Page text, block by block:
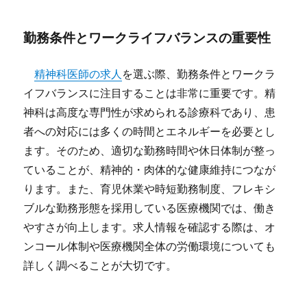
勤務条件とワークライフバランスの重要性
精神科医師の求人 を選ぶ際、勤務条件とワークラ
イフバランスに注目することは非常に重要です。精
神科は高度な専門性が求められる診療科であり、患
者への対応には多くの時間とエネルギーを必要とし
ます。そのため、適切な勤務時間や休日体制が整っ
ていることが、精神的・肉体的な健康維持につなが
ります。また、育児休業や時短勤務制度、フレキシ
ブルな勤務形態を採用している医療機関では、働き
やすさが向上します。求人情報を確認する際は、オ
ンコール体制や医療機関全体の労働環境についても
詳しく調べることが大切です。